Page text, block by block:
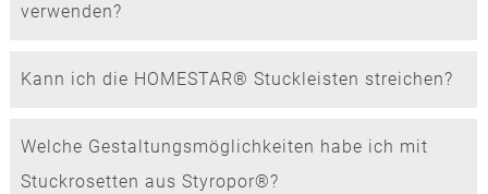
verwenden?
Kann ich die HOMESTAR® Stuckleisten streichen?
Welche Gestaltungsmöglichkeiten habe ich mit
Stuckrosetten aus Styropor®?